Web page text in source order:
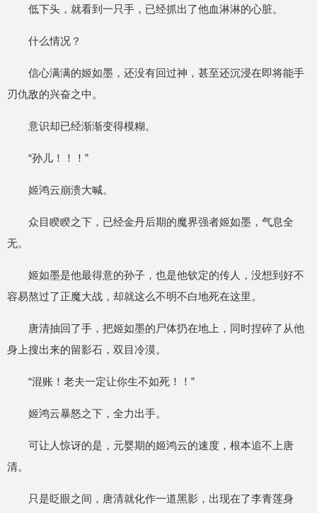
低下头，就看到一只手，已经抓出了他血淋淋的心脏。
什么情况？
信心满满的姬如墨，还没有回过神，甚至还沉浸在即将能手
刃仇敌的兴奋之中。
意识却已经渐渐变得模糊。
“孙儿！！！”
姬鸿云崩溃大喊。
众目睽睽之下，已经金丹后期的魔界强者姬如墨，气息全
无。
姬如墨是他最得意的孙子，也是他钦定的传人，没想到好不
容易熬过了正魔大战，却就这么不明不白地死在这里。
唐清抽回了手，把姬如墨的尸体扔在地上，同时捏碎了从他
身上搜出来的留影石，双目冷漠。
“混账！老夫一定让你生不如死！！”
姬鸿云暴怒之下，全力出手。
可让人惊讶的是，元婴期的姬鸿云的速度，根本追不上唐
清。
只是眨眼之间，唐清就化作一道黑影，出现在了李青莲身